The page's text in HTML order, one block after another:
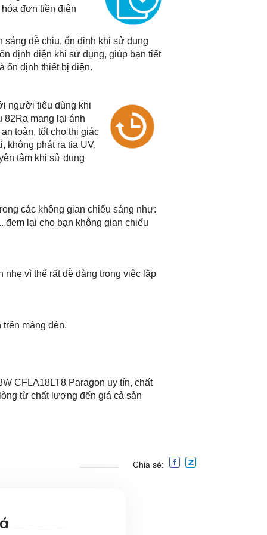
đơn tiền điện
sáng dễ chịu, ổn định khi sử dụng
định điện khi sử dụng, giúp bạn tiết
ổn định thiết bị điện.
người tiêu dùng khi
82Ra mang lại ánh
toàn, tốt cho thị giác
không phát ra tia UV,
tâm khi sử dụng
các không gian chiếu sáng như:
đem lại cho bạn không gian chiếu
vì thế rất dễ dàng trong việc lắp
máng đèn.
CFLA18LT8 Paragon uy tín, chất
từ chất lượng đến giá cả sản
Chia sẻ: